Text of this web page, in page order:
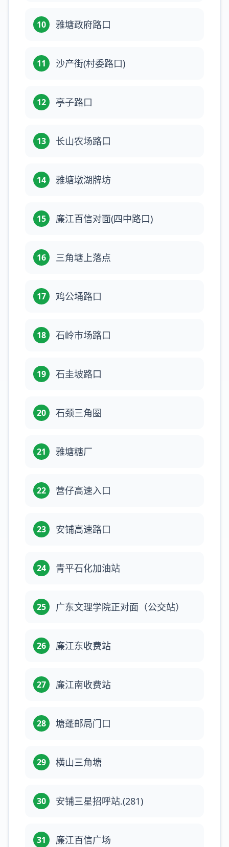
10 雅塘政府路口
11 沙产街(村委路口)
12 亭子路口
13 长山农场路口
14 雅塘墩湖牌坊
15 廉江百信对面(四中路口)
16 三角塘上落点
17 鸡公埇路口
18 石岭市场路口
19 石圭坡路口
20 石颈三角圈
21 雅塘糖厂
22 营仔高速入口
23 安铺高速路口
24 青平石化加油站
25 广东文理学院正对面（公交站）
26 廉江东收费站
27 廉江南收费站
28 塘蓬邮局门口
29 横山三角塘
30 安铺三星招呼站.(281)
31 廉江百信广场